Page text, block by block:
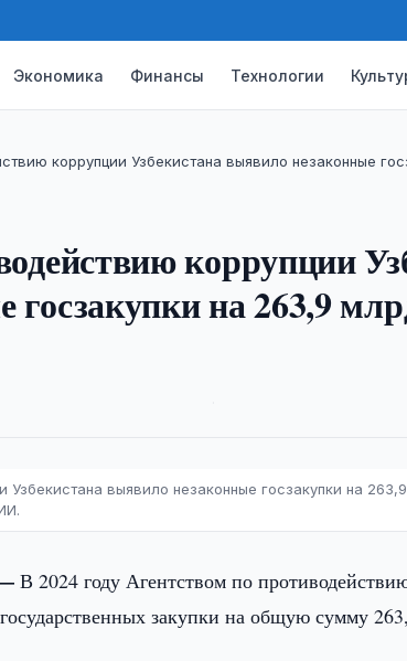
Экономика Финансы Технологии
коррупции Узбекистана выявило незаконные
коррупции
на 263,9
Узбекистана выявило незаконные госзакупки на
—В 2024 году Агентством по
закупки на общую сумму